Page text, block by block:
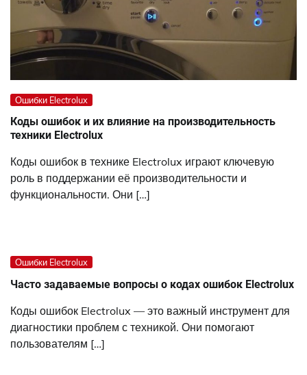
Ошибки Electrolux
Коды ошибок и их влияние на производительность
техники Electrolux
Коды ошибок в технике Electrolux играют ключевую
роль в поддержании её производительности и
функциональности. Они […]
Ошибки Electrolux
Часто задаваемые вопросы о кодах ошибок Electrolux
Коды ошибок Electrolux — это важный инструмент для
диагностики проблем с техникой. Они помогают
пользователям […]